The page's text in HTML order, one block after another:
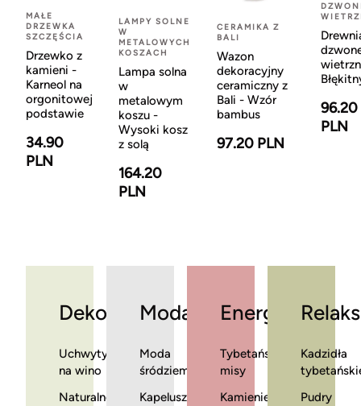
MAŁE
DRZEWKA
SZCZĘŚCIA
Drzewko z
kamieni -
Karneol na
orgonitowej
podstawie
34.90
PLN
LAMPY SOLNE
W
METALOWYCH
KOSZACH
Lampa solna
w
metalowym
koszu -
Wysoki kosz
z solą
164.20
PLN
CERAMIKA Z
BALI
Wazon
dekoracyjny
ceramiczny z
Bali - Wzór
bambus
97.20 PLN
96.20
PLN
Dekoracje
Uchwyty
na wino
Naturalne
Moda
Moda
śródziemnomorska
Kapelusze
Energia
Tybetańskie
misy
Kamienie
Relaks
Kadzidła
Pudry